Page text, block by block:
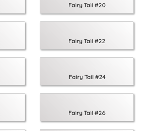
Fairy Tail #20
Fairy Tail #22
Fairy Tail #24
Fairy Tail #26